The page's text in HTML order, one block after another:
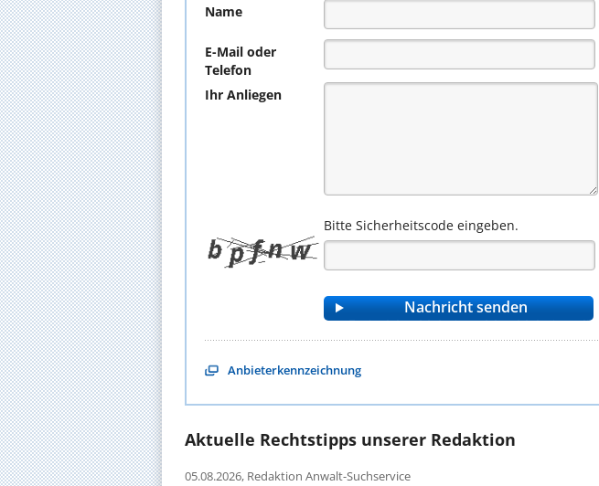
Name
E-Mail oder
Telefon
Ihr Anliegen
Bitte Sicherheitscode eingeben.
Anbieterkennzeichnung
Aktuelle Rechtstipps unserer Redaktion
05.08.2026, Redaktion Anwalt-Suchservice